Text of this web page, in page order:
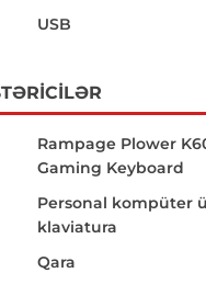
USB
Rampage Plower
Gaming Keyboard
Personal kompüter
klaviatura
Qara